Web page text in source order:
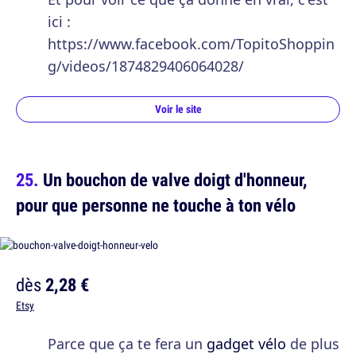
ici :
https://www.facebook.com/TopitoShoppin
g/videos/1874829406064028/
Voir le site
Un bouchon de valve doigt d'honneur,
pour que personne ne touche à ton vélo
dès2,28 €
Etsy
Parce que ça te fera un gadget vélo de plus